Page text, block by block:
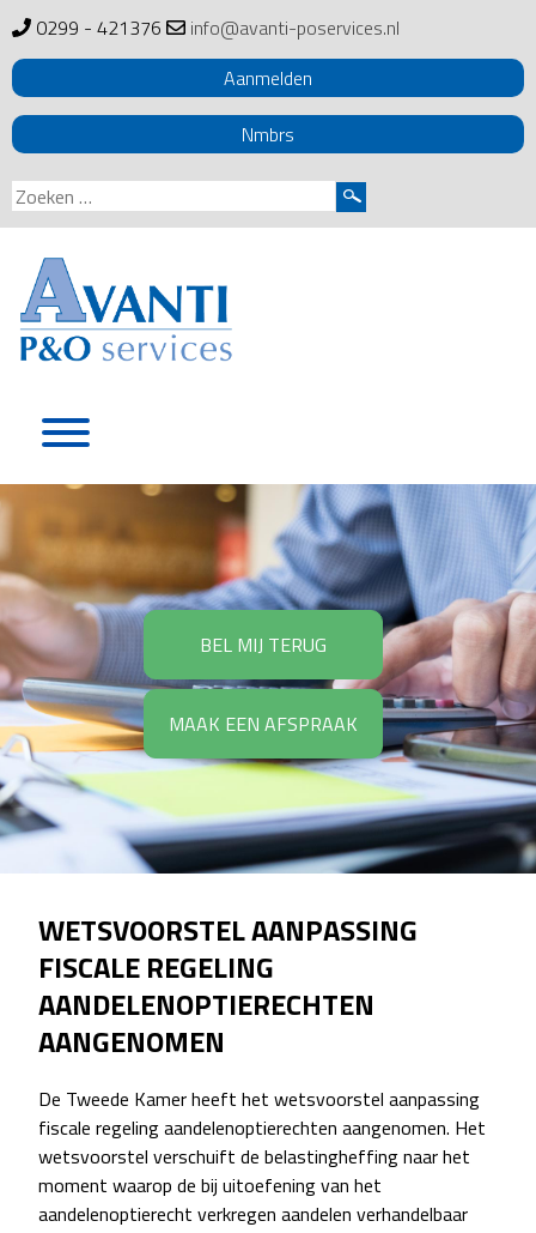
0299 - 421376
info@avanti-poservices.nl
Aanmelden
Nmbrs
Zoeken
naar:
BEL MIJ TERUG
MAAK EEN AFSPRAAK
WETSVOORSTEL AANPASSING
FISCALE REGELING
AANDELENOPTIERECHTEN
AANGENOMEN
De Tweede Kamer heeft het wetsvoorstel aanpassing
fiscale regeling aandelenoptierechten aangenomen. Het
wetsvoorstel verschuift de belastingheffing naar het
moment waarop de bij uitoefening van het
aandelenoptierecht verkregen aandelen verhandelbaar